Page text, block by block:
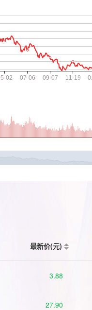
最新价(元)
3.88
27.90